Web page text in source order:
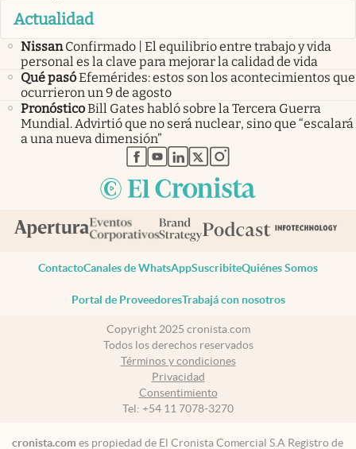
Actualidad
Nissan Confirmado | El equilibrio entre trabajo y vida
personal es la clave para mejorar la calidad de vida
Qué pasóEfemérides: estos son los acontecimientos que
ocurrieron un 9 de agosto
PronósticoBill Gates habló sobre la Tercera Guerra
Mundial. Advirtió que no será nuclear, sino que “escalará
a una nueva dimensión”
abre en nueva pestaña
abre en nueva pestaña
abre en nueva pestaña
abre en nueva pestaña
abre en nueva pestaña
ContactoCanales de WhatsAppSuscribiteQuiénes Somos
Portal de ProveedoresTrabajá con nosotros
Copyright 2025 cronista.com
Todos los derechos reservados
Términos y condiciones
Privacidad
Consentimiento
Tel: +54 11 7078-3270
cronista.com es propiedad de El Cronista Comercial S.A Registro de